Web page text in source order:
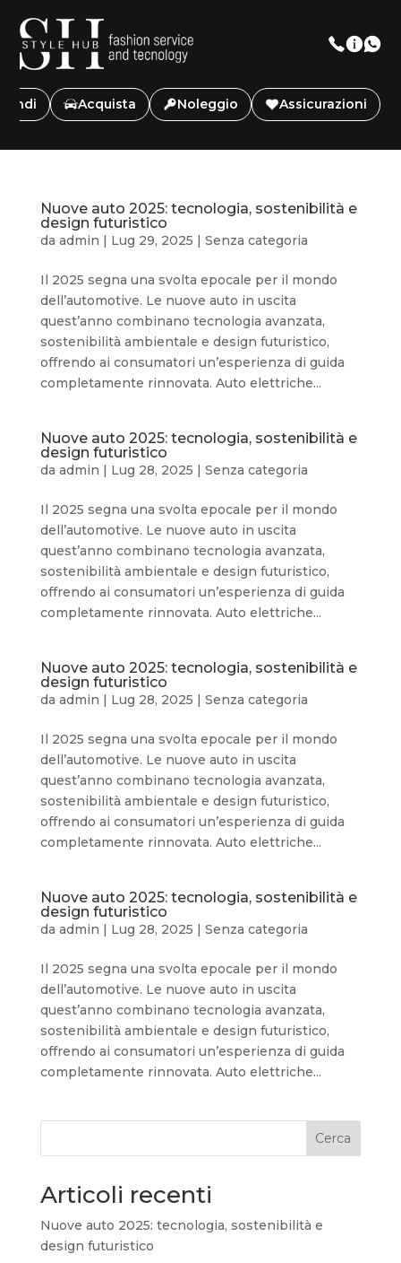
Vendi Acquista Noleggio Assicurazioni
Nuove auto 2025: tecnologia, sostenibilità e
design futuristico
da admin | Lug 29, 2025 | Senza categoria
Il 2025 segna una svolta epocale per il mondo
dell’automotive. Le nuove auto in uscita
quest’anno combinano tecnologia avanzata,
sostenibilità ambientale e design futuristico,
offrendo ai consumatori un’esperienza di guida
completamente rinnovata. Auto elettriche...
Nuove auto 2025: tecnologia, sostenibilità e
design futuristico
da admin | Lug 28, 2025 | Senza categoria
Il 2025 segna una svolta epocale per il mondo
dell’automotive. Le nuove auto in uscita
quest’anno combinano tecnologia avanzata,
sostenibilità ambientale e design futuristico,
offrendo ai consumatori un’esperienza di guida
completamente rinnovata. Auto elettriche...
Nuove auto 2025: tecnologia, sostenibilità e
design futuristico
da admin | Lug 28, 2025 | Senza categoria
Il 2025 segna una svolta epocale per il mondo
dell’automotive. Le nuove auto in uscita
quest’anno combinano tecnologia avanzata,
sostenibilità ambientale e design futuristico,
offrendo ai consumatori un’esperienza di guida
completamente rinnovata. Auto elettriche...
Nuove auto 2025: tecnologia, sostenibilità e
design futuristico
da admin | Lug 28, 2025 | Senza categoria
Il 2025 segna una svolta epocale per il mondo
dell’automotive. Le nuove auto in uscita
quest’anno combinano tecnologia avanzata,
sostenibilità ambientale e design futuristico,
offrendo ai consumatori un’esperienza di guida
completamente rinnovata. Auto elettriche...
Cerca
Articoli recenti
Nuove auto 2025: tecnologia, sostenibilità e
design futuristico